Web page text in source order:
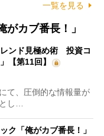
一覧を見る
カブ番長！」
レンド見極め術 投資コ
【第11回】
て、圧倒的な情報量が
し…
ク「俺がカブ番長！」